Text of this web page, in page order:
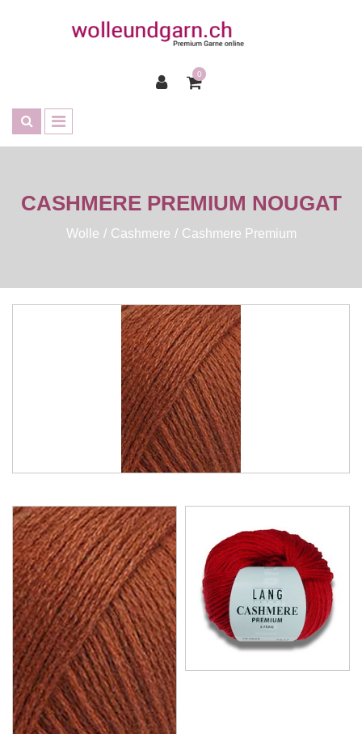
0
CASHMERE PREMIUM NOUGAT
Wolle Cashmere Cashmere Premium